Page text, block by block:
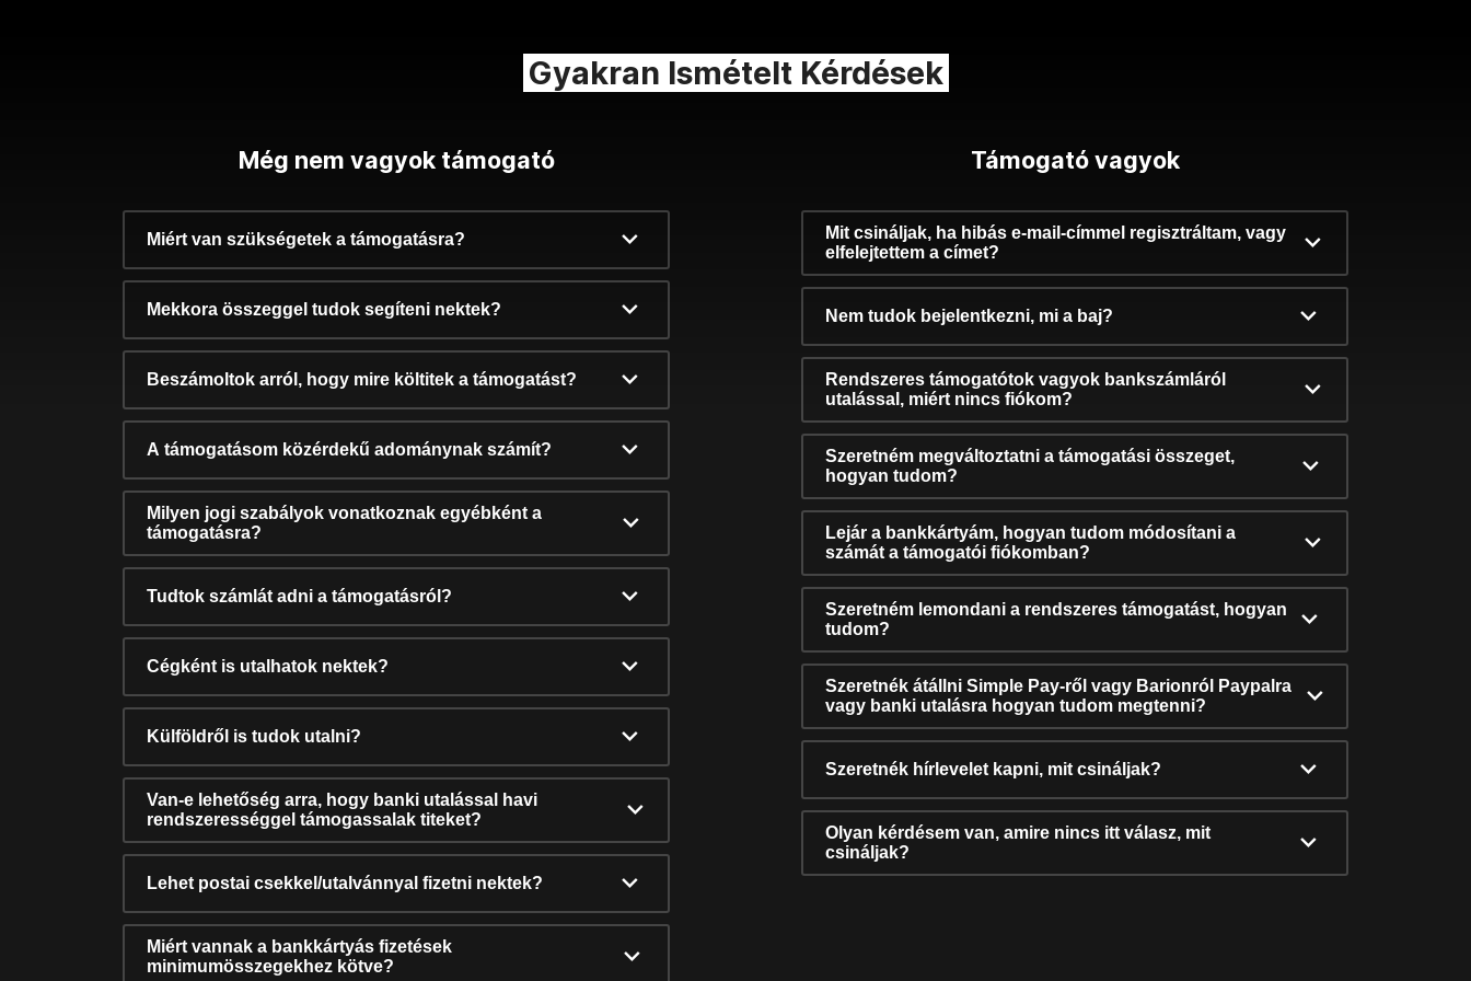
Gyakran Ismételt Kérdések
Még nem vagyok támogató
Miért van szükségetek a támogatásra?
Mekkora összeggel tudok segíteni nektek?
Beszámoltok arról, hogy mire költitek a támogatást?
A támogatásom közérdekű adománynak számít?
Milyen jogi szabályok vonatkoznak egyébként a
támogatásra?
Tudtok számlát adni a támogatásról?
Cégként is utalhatok nektek?
Külföldről is tudok utalni?
Van-e lehetőség arra, hogy banki utalással havi
rendszerességgel támogassalak titeket?
Lehet postai csekkel/utalvánnyal fizetni nektek?
Miért vannak a bankkártyás fizetések
minimumösszegekhez kötve?
Támogató vagyok
Mit csináljak, ha hibás e-mail-címmel regisztráltam, vagy
elfelejtettem a címet?
Nem tudok bejelentkezni, mi a baj?
Rendszeres támogatótok vagyok bankszámláról
utalással, miért nincs fiókom?
Szeretném megváltoztatni a támogatási összeget,
hogyan tudom?
Lejár a bankkártyám, hogyan tudom módosítani a
számát a támogatói fiókomban?
Szeretném lemondani a rendszeres támogatást, hogyan
tudom?
Szeretnék átállni Simple Pay-ről vagy Barionról Paypalra
vagy banki utalásra hogyan tudom megtenni?
Szeretnék hírlevelet kapni, mit csináljak?
Olyan kérdésem van, amire nincs itt válasz, mit
csináljak?